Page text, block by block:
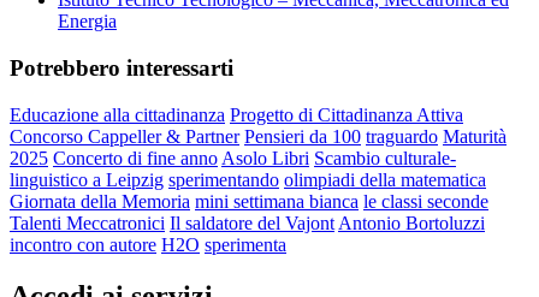
Energia
Potrebbero interessarti
Educazione alla cittadinanza Progetto di Cittadinanza Attiva
Concorso Cappeller & Partner Pensieri da 100 traguardo Maturità
2025 Concerto di fine anno Asolo Libri Scambio culturale-
linguistico a Leipzig sperimentando olimpiadi della matematica
Giornata della Memoria mini settimana bianca le classi seconde
Talenti Meccatronici Il saldatore del Vajont Antonio Bortoluzzi
incontro con autore H2O sperimenta